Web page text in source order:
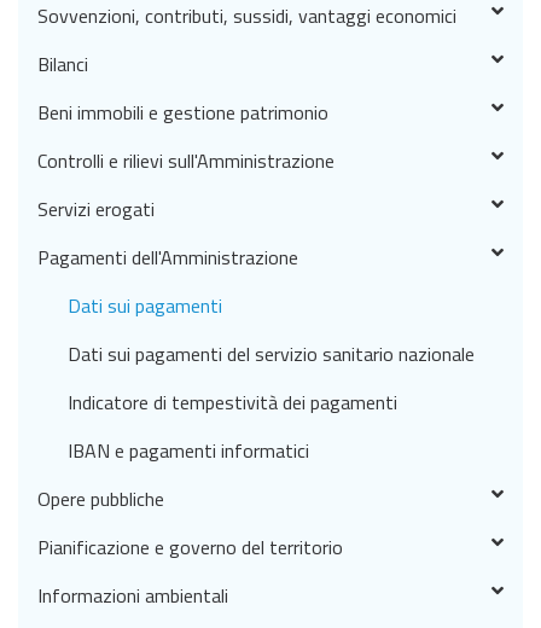
Sovvenzioni, contributi, sussidi, vantaggi economici
Bilanci
Beni immobili e gestione patrimonio
Controlli e rilievi sull'Amministrazione
Servizi erogati
Pagamenti dell'Amministrazione
Dati sui pagamenti
Dati sui pagamenti del servizio sanitario nazionale
Indicatore di tempestività dei pagamenti
IBAN e pagamenti informatici
Opere pubbliche
Pianificazione e governo del territorio
Informazioni ambientali